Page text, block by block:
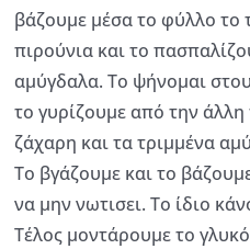
βάζουμε μέσα το φύλλο το
πιρούνια και το
αμύγδαλα. Το ψήνομαι
το γυρίζουμε από την
ζάχαρη και τα τριμμένα
Το βγάζουμε και το
να μην νωτισει. Το ίδιο
Τέλος μοντάρουμε το